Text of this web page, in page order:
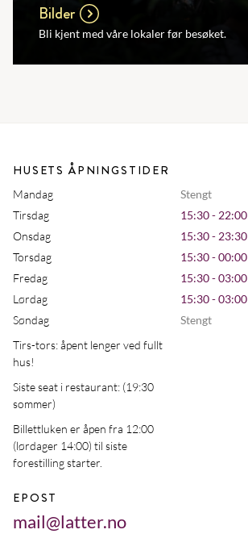
Bilder
Bli kjent med våre lokaler før besøket.
HUSETS ÅPNINGSTIDER
Mandag
Stengt
Tirsdag
15:30 - 22:00
Onsdag
15:30 - 23:30
Torsdag
15:30 - 00:00
Fredag
15:30 - 03:00
Lørdag
15:30 - 03:00
Søndag
Stengt
Tirs-tors: åpent lenger ved fullt
hus!
Siste seat i restaurant: (19:30
sommer)
Billettluken er åpen fra 12:00
(lørdager 14:00) til siste
forestilling starter.
EPOST
mail@latter.no